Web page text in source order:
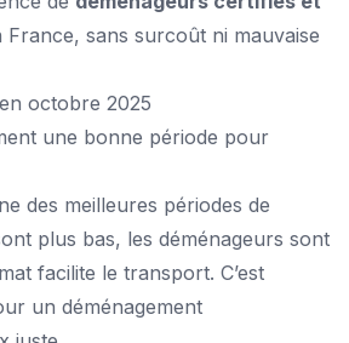
France, sans surcoût ni mauvaise
octobre 2025
une bonne période pour
des meilleures périodes de
plus bas, les déménageurs sont
facilite le transport. C’est
un déménagement